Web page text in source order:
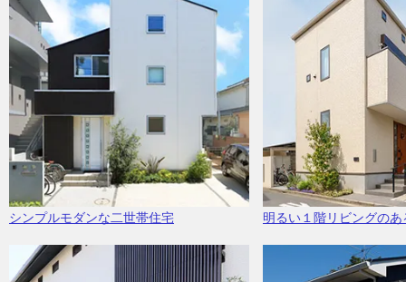
シンプルモダンな二世帯住宅 明るい１階リビングのあ